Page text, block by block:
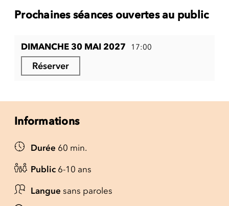
Prochaines séances ouvertes au public
DIMANCHE 30 MAI 2027 17:00
Réserver
Informations
Durée 60 min.
Public 6-10 ans
Langue sans paroles